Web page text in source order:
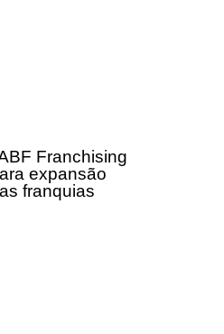
Franchising
expansão
franquias